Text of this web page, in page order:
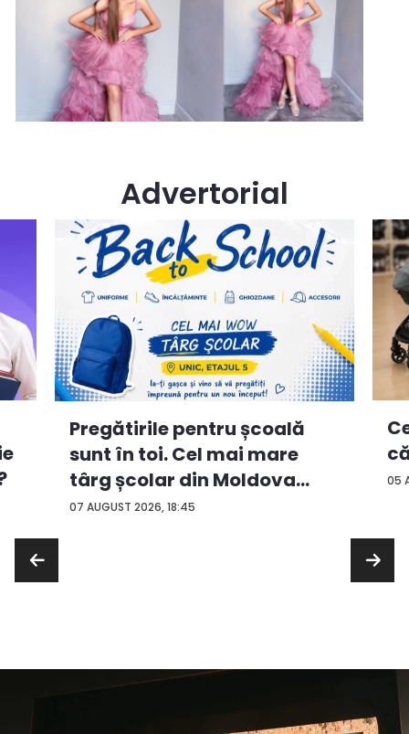
Advertorial
07 AUGUST 2026, 18:45
Pregătirile pentru școală
sunt în toi. Cel mai mare
târg școlar din Moldova
con...
05